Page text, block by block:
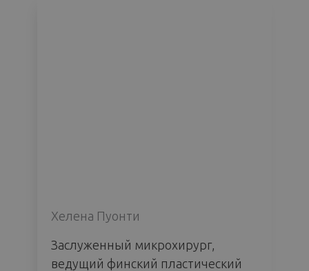
Хелена Пуонти
Заслуженный микрохирург,
ведущий финский пластический